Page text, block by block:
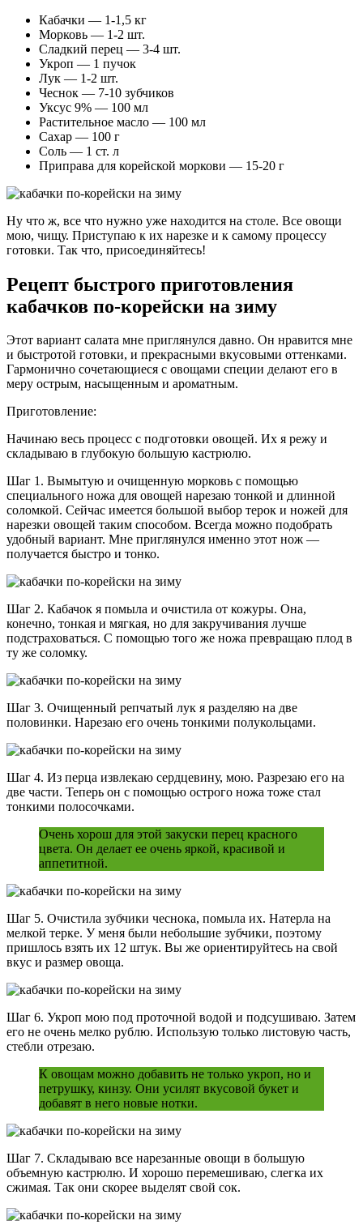
Кабачки — 1-1,5 кг
Морковь — 1-2 шт.
Сладкий перец — 3-4 шт.
Укроп — 1 пучок
Лук — 1-2 шт.
Чеснок — 7-10 зубчиков
Уксус 9% — 100 мл
Растительное масло — 100 мл
Сахар — 100 г
Соль — 1 ст. л
Приправа для корейской моркови — 15-20 г
Ну что ж, все что нужно уже находится на столе. Все овощи
мою, чищу. Приступаю к их нарезке и к самому процессу
готовки. Так что, присоединяйтесь!
Рецепт быстрого приготовления
кабачков по-корейски на зиму
Этот вариант салата мне приглянулся давно. Он нравится мне
и быстротой готовки, и прекрасными вкусовыми оттенками.
Гармонично сочетающиеся с овощами специи делают его в
меру острым, насыщенным и ароматным.
Приготовление:
Начинаю весь процесс с подготовки овощей. Их я режу и
складываю в глубокую большую кастрюлю.
Шаг 1. Вымытую и очищенную морковь с помощью
специального ножа для овощей нарезаю тонкой и длинной
соломкой. Сейчас имеется большой выбор терок и ножей для
нарезки овощей таким способом. Всегда можно подобрать
удобный вариант. Мне приглянулся именно этот нож —
получается быстро и тонко.
Шаг 2. Кабачок я помыла и очистила от кожуры. Она,
конечно, тонкая и мягкая, но для закручивания лучше
подстраховаться. С помощью того же ножа превращаю плод в
ту же соломку.
Шаг 3. Очищенный репчатый лук я разделяю на две
половинки. Нарезаю его очень тонкими полукольцами.
Шаг 4. Из перца извлекаю сердцевину, мою. Разрезаю его на
две части. Теперь он с помощью острого ножа тоже стал
тонкими полосочками.
Очень хорош для этой закуски перец красного
цвета. Он делает ее очень яркой, красивой и
аппетитной.
Шаг 5. Очистила зубчики чеснока, помыла их. Натерла на
мелкой терке. У меня были небольшие зубчики, поэтому
пришлось взять их 12 штук. Вы же ориентируйтесь на свой
вкус и размер овоща.
Шаг 6. Укроп мою под проточной водой и подсушиваю. Затем
его не очень мелко рублю. Использую только листовую часть,
стебли отрезаю.
К овощам можно добавить не только укроп, но и
петрушку, кинзу. Они усилят вкусовой букет и
добавят в него новые нотки.
Шаг 7. Складываю все нарезанные овощи в большую
объемную кастрюлю. И хорошо перемешиваю, слегка их
сжимая. Так они скорее выделят свой сок.